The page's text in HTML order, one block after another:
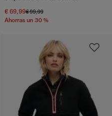
€ 69,99Precio rebajado de
€ 99,99a
Ahorras un 30 %